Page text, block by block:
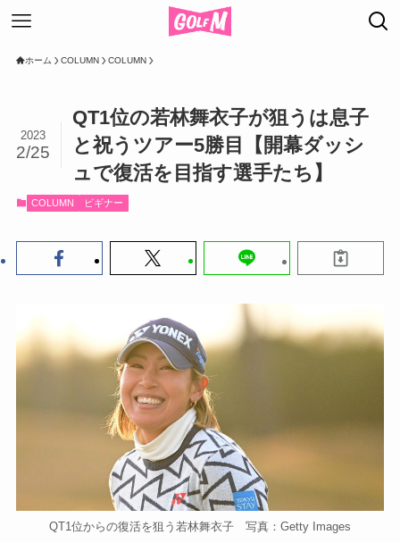
ホーム COLUMN COLUMN
QT1位の若林舞衣子が狙うは息子
と祝うツアー5勝目【開幕ダッシ
ュで復活を目指す選手たち】
2023
2/25
COLUMN ビギナー
QT1位からの復活を狙う若林舞衣子 写真：Getty Images